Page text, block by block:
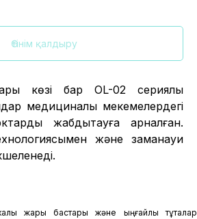
Өтінім қалдыру
көзі бар OL-02 сериялы
медициналық мекемелердегі
жабдықтауға арналған.
және заманауи
жарық бастары және ыңғайлы тұтқалар